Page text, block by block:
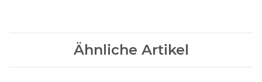
Ähnliche Artikel